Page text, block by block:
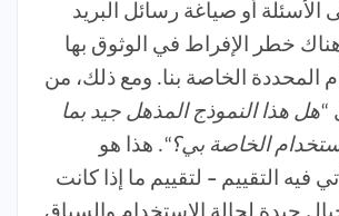
الأسئلة أو صياغة رسائل البريد
خطر الإفراط في الوثوق بها
المحددة الخاصة بنا. ومع ذلك، من
“هل هذا النموذج المذهل جيد بما
الخاصة بي؟“. هذا هو
فيه التقييم – لتقييم ما إذا كانت